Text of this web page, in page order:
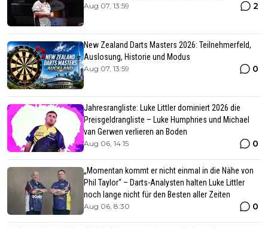
Aug 07, 13:59 2
New Zealand Darts Masters 2026: Teilnehmerfeld,
Auslosung, Historie und Modus
Aug 07, 13:59 0
Jahresrangliste: Luke Littler dominiert 2026 die
Preisgeldrangliste – Luke Humphries und Michael
van Gerwen verlieren an Boden
Aug 06, 14:15 0
„Momentan kommt er nicht einmal in die Nähe von
Phil Taylor“ – Darts-Analysten halten Luke Littler
noch lange nicht für den Besten aller Zeiten
Aug 06, 8:30 0